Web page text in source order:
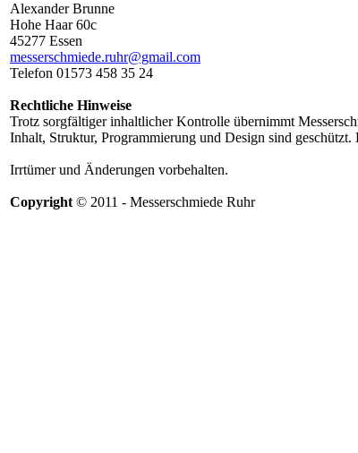
Alexander Brunne
Hohe Haar 60c
45277 Essen
messerschmiede.ruhr@gmail.com
Telefon 01573 458 35 24
Rechtliche Hinweise
Trotz sorgfältiger inhaltlicher Kontrolle übernimmt
Inhalt, Struktur, Programmierung und Design sind
Irrtümer und Änderungen vorbehalten.
Copyright © 2011 - Messerschmiede Ruhr